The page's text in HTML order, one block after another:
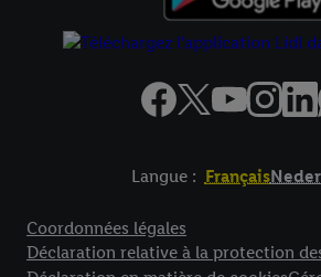
Langue : Français
Coordonnées légales
Déclaration relative à la protection